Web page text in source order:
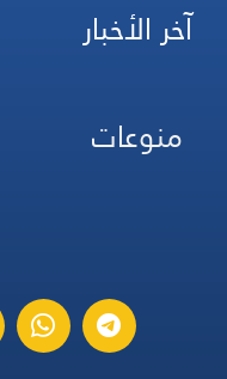
آخر الأخبار
منوعات